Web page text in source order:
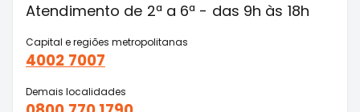
Atendimento de 2ª a 6ª - das 9h às 18h
Capital e regiões metropolitanas
4002 7007
Demais localidades